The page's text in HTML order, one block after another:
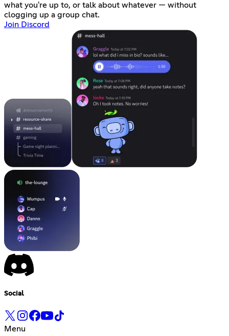
what you're up to, or talk about whatever — without
clogging up a group chat.
Join Discord
Social
Menu